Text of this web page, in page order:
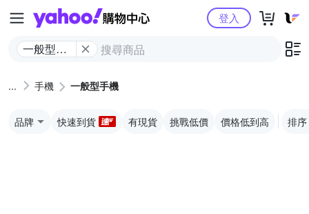
Yahoo購物中心
一般型手
登入
手機 一般型手機
品牌 快速到貨 有現貨 挑戰低價 價格低到高 排序